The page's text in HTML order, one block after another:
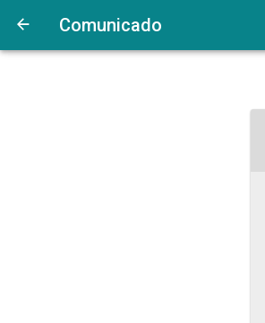
Comunicado